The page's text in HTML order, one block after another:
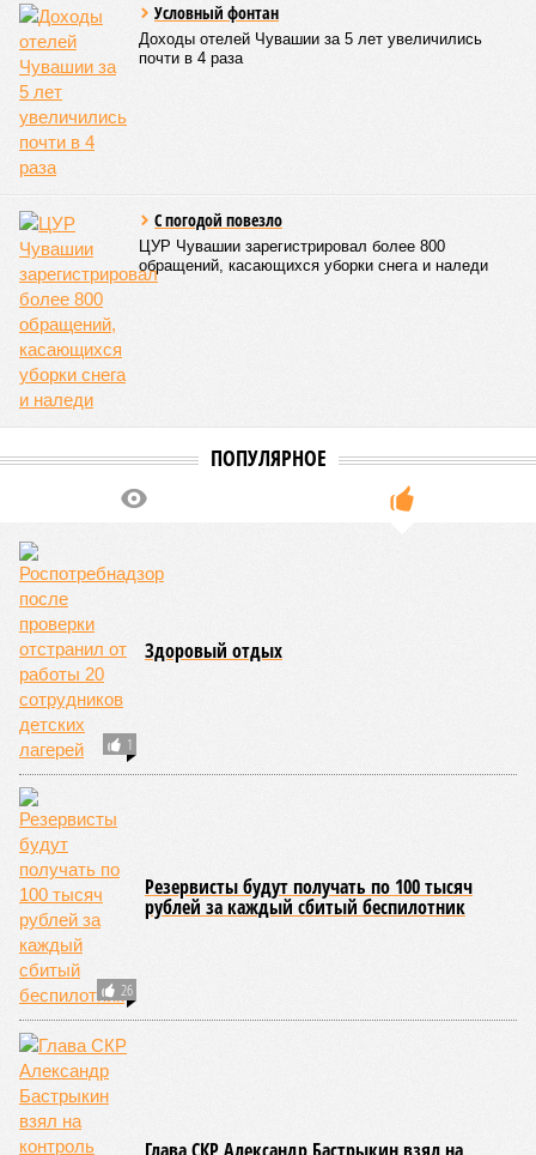
Роспотребнадзор после проверки отстранил от работы 20 сотрудников
Республике Татьяна Гермонова принимала участие в заседании
Межведомственной комиссии, занимающейся вопросами
организации детского отдыха и оздоровления в регионе. В
рамках встречи участники рассматривали текущее состояние
летней оздоровительной кампании 2026 года и промежуточные
итоги её проведения.
Управлением Роспотребнадзора по Республике Татарстан
были обобщены
нынешнем сезоне функционирует 299 таких учреждений,
причём 14 из них относятся к загородному типу. Сотрудники
ведомства осуществили 105 выездных проверок и
профилактических визитов, что позволило охватить
проверочными действиями значительную долю лагерей. По
итогам проведённых мероприятий различные нарушения
администраций этих объектов были вынесены
предписания, обязывающие устранить выявленные
недостатки.
Среди наиболее часто встречающихся нарушений
оказались следующие: ненадлежащее содержание
территории и несоблюдение санитарно-гигиенических норм
на ней; нарушения в процессе организации питания детей и
при обеспечении питьевого режима; а также
несвоевременное или неполное проведение медицинских
осмотров сотрудников лагерей.
Особый контроль был направлен на персонал,
работающий на пищеблоках. В ходе этих проверок у 20
человек были обнаружены возбудители инфекций –
указанные сотрудники были незамедлительно отстранены
от выполнения своих обязанностей и направлены на
лечение.
Представители ведомства отметили, что оперативное
принятие указанных мер позволило избежать